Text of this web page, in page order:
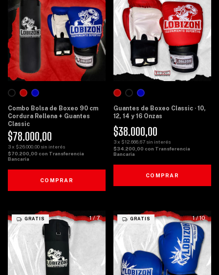
Combo Bolsa de Boxeo 90 cm
Cordura Rellena + Guantes
Classic
$78.000,00
3x $26.000,00 sin interés
$70.200,00 con Transferencia
Bancaria
COMPRAR
Guantes de Boxeo Classic · 10,
12, 14 y 16 Onzas
$38.000,00
3x $12.666,67 sin interés
$34.200,00 con Transferencia
Bancaria
COMPRAR
1/7
GRATIS 1/10
GRATIS